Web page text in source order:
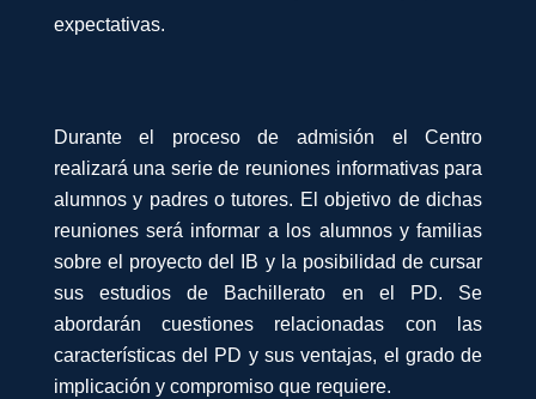
expectativas.
Durante el proceso de admisión el Centro
realizará una serie de reuniones informativas para
alumnos y padres o tutores. El objetivo de dichas
reuniones será informar a los alumnos y familias
sobre el proyecto del IB y la posibilidad de cursar
sus estudios de Bachillerato en el PD. Se
abordarán cuestiones relacionadas con las
características del PD y sus ventajas, el grado de
implicación y compromiso que requiere.